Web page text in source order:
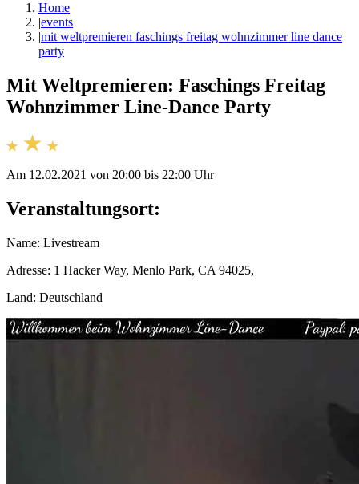
Home
|events
|mit weltpremieren faschings freitag wohnzimmer line dance
party
Mit Weltpremieren: Faschings Freitag
Wohnzimmer Line-Dance Party
Am 12.02.2021 von 20:00 bis 22:00 Uhr
Veranstaltungsort:
Name: Livestream
Adresse: 1 Hacker Way, Menlo Park, CA 94025,
Land: Deutschland